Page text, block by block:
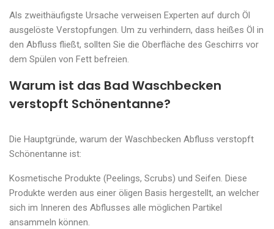
Als zweithäufigste Ursache verweisen Experten auf durch Öl
ausgelöste Verstopfungen. Um zu verhindern, dass heißes Öl in
den Abfluss fließt, sollten Sie die Oberfläche des Geschirrs vor
dem Spülen von Fett befreien.
Warum ist das Bad Waschbecken
verstopft Schönentanne?
Die Hauptgründe, warum der Waschbecken Abfluss verstopft
Schönentanne ist:
Kosmetische Produkte (Peelings, Scrubs) und Seifen. Diese
Produkte werden aus einer öligen Basis hergestellt, an welcher
sich im Inneren des Abflusses alle möglichen Partikel
ansammeln können.